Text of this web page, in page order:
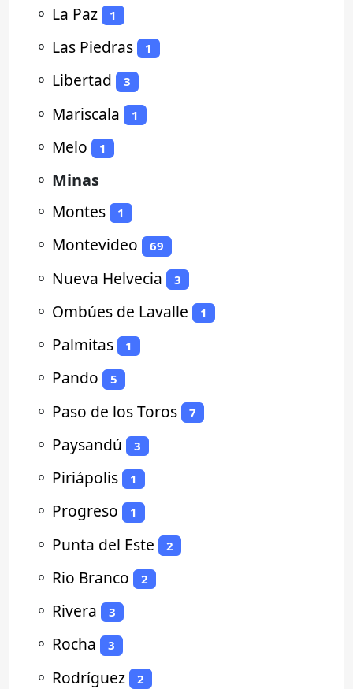
⚬ La Paz 1
⚬ Las Piedras 1
⚬ Libertad 3
⚬ Mariscala 1
⚬ Melo 1
⚬ Minas
⚬ Montes 1
⚬ Montevideo 69
⚬ Nueva Helvecia 3
⚬ Ombúes de Lavalle 1
⚬ Palmitas 1
⚬ Pando 5
⚬ Paso de los Toros 7
⚬ Paysandú 3
⚬ Piriápolis 1
⚬ Progreso 1
⚬ Punta del Este 2
⚬ Rio Branco 2
⚬ Rivera 3
⚬ Rocha 3
⚬ Rodríguez 2